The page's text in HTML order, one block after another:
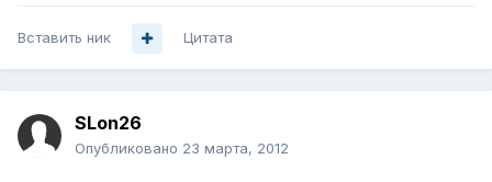
Вставить ник Цитата
SLon26
Опубликовано 23 марта, 2012